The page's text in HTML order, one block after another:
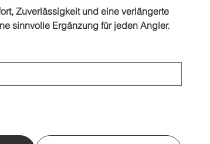
Zuverlässigkeit und eine verlängerte
sinnvolle Ergänzung für jeden Angler.